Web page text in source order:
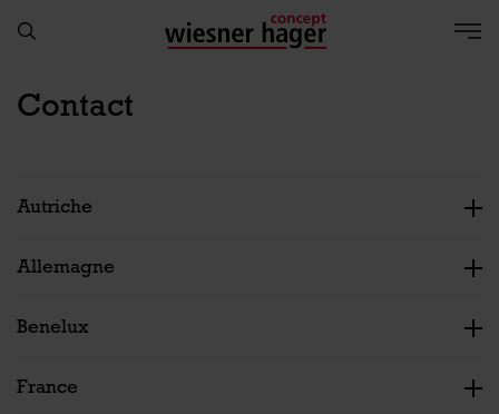
Contact
Autriche
Allemagne
Benelux
France